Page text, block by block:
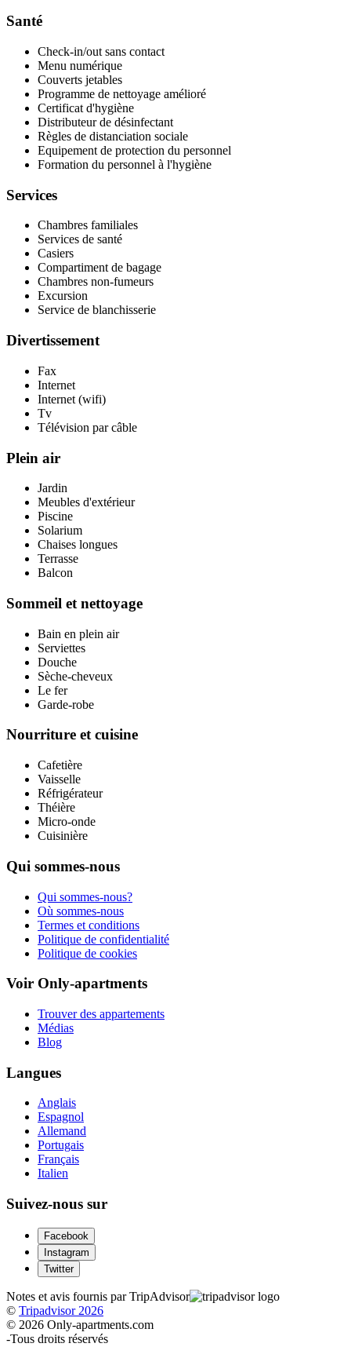
Santé
Check-in/out sans contact
Menu numérique
Couverts jetables
Programme de nettoyage amélioré
Certificat d'hygiène
Distributeur de désinfectant
Règles de distanciation sociale
Equipement de protection du personnel
Formation du personnel à l'hygiène
Services
Chambres familiales
Services de santé
Casiers
Compartiment de bagage
Chambres non-fumeurs
Excursion
Service de blanchisserie
Divertissement
Fax
Internet
Internet (wifi)
Tv
Télévision par câble
Plein air
Jardin
Meubles d'extérieur
Piscine
Solarium
Chaises longues
Terrasse
Balcon
Sommeil et nettoyage
Bain en plein air
Serviettes
Douche
Sèche-cheveux
Le fer
Garde-robe
Nourriture et cuisine
Cafetière
Vaisselle
Réfrigérateur
Théière
Micro-onde
Cuisinière
Qui sommes-nous
Qui sommes-nous?
Où sommes-nous
Termes et conditions
Politique de confidentialité
Politique de cookies
Voir Only-apartments
Trouver des appartements
Médias
Blog
Langues
Anglais
Espagnol
Allemand
Portugais
Français
Italien
Suivez-nous sur
Facebook
Instagram
Twitter
Notes et avis fournis par TripAdvisor
© Tripadvisor 2026
© 2026 Only-apartments.com
-Tous droits réservés